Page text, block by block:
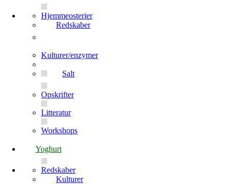
Hjemmeosterier
Redskaber
Kulturer/enzymer
Salt
Opskrifter
Litteratur
Workshops
Yoghurt
Redskaber
Kulturer